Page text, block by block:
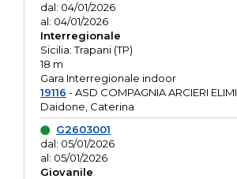
dal: 04/01/2026
al: 04/01/2026
Interregionale
Sicilia: Trapani (TP)
18 m
Gara Interregionale indoor
19116 - ASD COMPAGNIA ARCIERI ELIMI
Daidone, Caterina
G2603001
dal: 05/01/2026
al: 05/01/2026
Giovanile